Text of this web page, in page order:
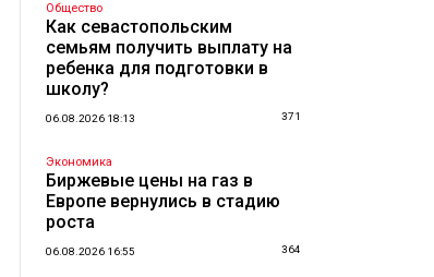
Общество
Как севастопольским
семьям получить выплату на
ребенка для подготовки в
школу?
06.08.2026 18:13 371
Экономика
Биржевые цены на газ в
Европе вернулись в стадию
роста
06.08.2026 16:55 364